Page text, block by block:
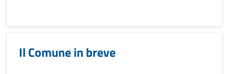
Il Comune in breve